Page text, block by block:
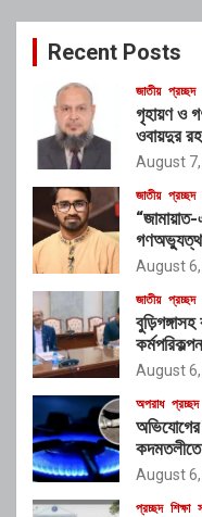
c
Recent Posts
জাতীয় প্রচ্ছদ
গৃহায়ণ ও
ওবায়দুর
August
জাতীয় প্রচ্ছদ
নেই”:
August
জাতীয় প্রচ্ছদ
August
অপরাধ প্রচ্ছদ
August
প্রচ্ছদ শিক্ষা